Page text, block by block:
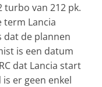
turbo van 212 pk.
term Lancia
dat de plannen
is een datum
dat Lancia start
er geen enkel